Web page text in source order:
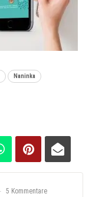
Naninka
5 Kommentare